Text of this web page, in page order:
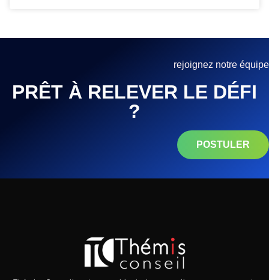
rejoignez notre équipe
PRÊT À RELEVER LE DÉFI
?
POSTULER